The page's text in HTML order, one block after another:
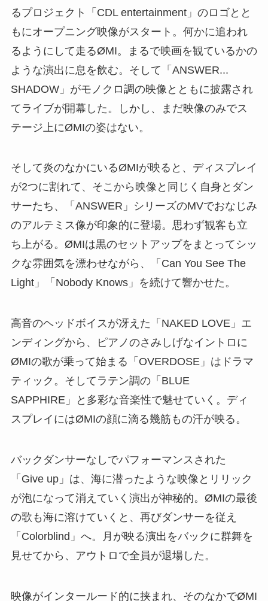
るプロジェクト「CDL entertainment」のロゴとと
もにオープニング映像がスタート。何かに追われ
るようにして走るØMI。まるで映画を観ているかの
ような演出に息を飲む。そして「ANSWER...
SHADOW」がモノクロ調の映像とともに披露され
てライブが開幕した。しかし、まだ映像のみでス
テージ上にØMIの姿はない。
そして炎のなかにいるØMIが映ると、ディスプレイ
が2つに割れて、そこから映像と同じく自身とダン
サーたち、「ANSWER」シリーズのMVでおなじみ
のアルテミス像が印象的に登場。思わず観客も立
ち上がる。ØMIは黒のセットアップをまとってシッ
クな雰囲気を漂わせながら、「Can You See The
Light」「Nobody Knows」を続けて響かせた。
高音のヘッドボイスが冴えた「NAKED LOVE」エ
ンディングから、ピアノのさみしげなイントロに
ØMIの歌が乗って始まる「OVERDOSE」はドラマ
ティック。そしてラテン調の「BLUE
SAPPHIRE」と多彩な音楽性で魅せていく。ディ
スプレイにはØMIの顔に滴る幾筋もの汗が映る。
バックダンサーなしでパフォーマンスされた
「Give up」は、海に潜ったような映像とリリック
が泡になって消えていく演出が神秘的。ØMIの最後
の歌も海に溶けていくと、再びダンサーを従え
「Colorblind」へ。月が映る演出をバックに群舞を
見せてから、アウトロで全員が退場した。
映像がインタールード的に挟まれ、そのなかでØMI